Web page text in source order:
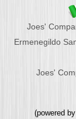
Joes'
Ermenegildo
Joes'
(powered by